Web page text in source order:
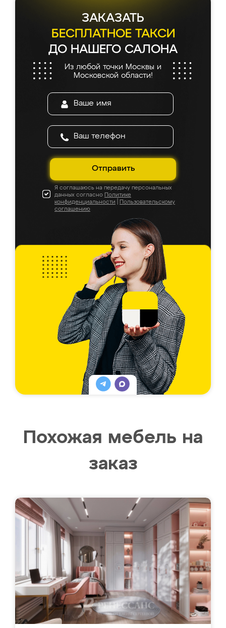
ЗАКАЗАТЬ
БЕСПЛАТНОЕ ТАКСИ
ДО НАШЕГО САЛОНА
Из любой точки Москвы и
Московской области!
Отправить
Я соглашаюсь на передачу персональных
данных согласно Политике
конфиденциальности
Пользовательскому
соглашению
Похожая мебель на
заказ